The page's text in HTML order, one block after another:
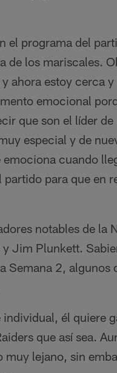
el programa del
de los mariscales.
ahora estoy cerca
emocional
que son el líder
especial y de
cuando
para que en
notables de la
Jim Plunkett.
Semana 2, algunos
él quiere
que así sea.
lejano, sin